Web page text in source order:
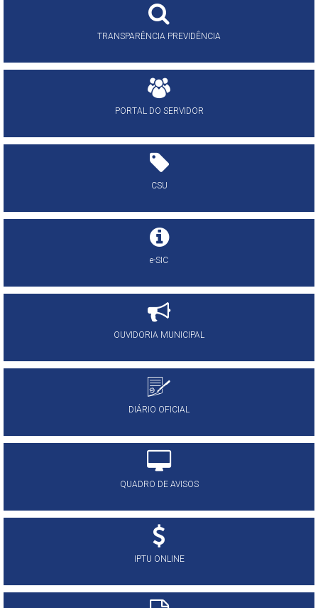
TRANSPARÊNCIA PREVIDÊNCIA
PORTAL DO SERVIDOR
CSU
e-SIC
OUVIDORIA MUNICIPAL
DIÁRIO OFICIAL
QUADRO DE AVISOS
IPTU ONLINE